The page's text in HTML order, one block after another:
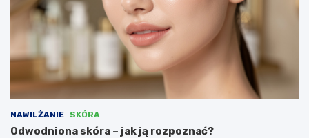
NAWILŻANIE SKÓRA
Odwodniona skóra – jak ją rozpoznać?